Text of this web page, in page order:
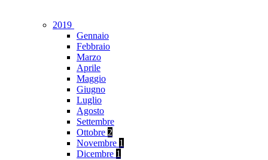
2019
Gennaio
Febbraio
Marzo
Aprile
Maggio
Giugno
Luglio
Agosto
Settembre
Ottobre 2
Novembre 1
Dicembre 1